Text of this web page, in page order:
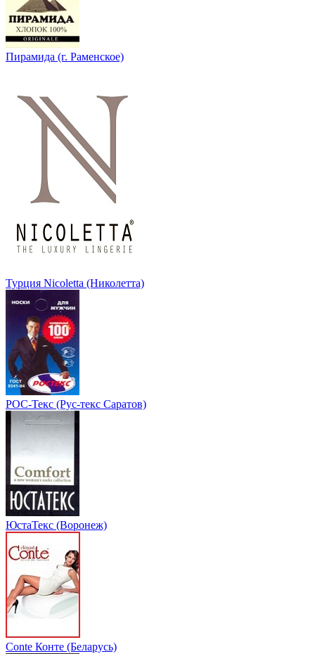
Пирамида (г. Раменское)
Турция Nicoletta (Николетта)
РОС-Текс (Рус-текс Саратов)
ЮстаТекс (Воронеж)
Conte Конте (Беларусь)